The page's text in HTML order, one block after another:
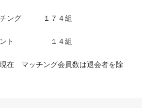
チング １７４組
１４組
在 マッチング会員数は退会者を除